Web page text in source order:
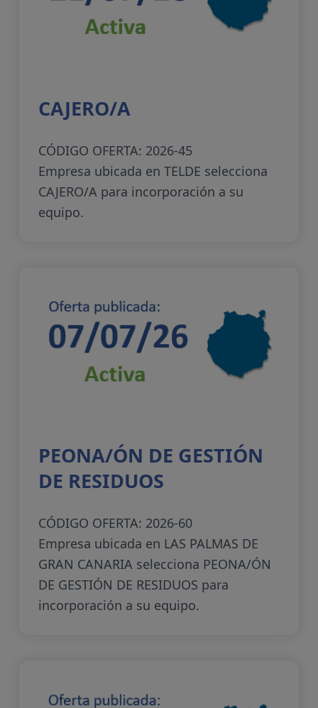
CAJERO/A
CÓDIGO OFERTA: 2026-45
Empresa ubicada en TELDE selecciona
CAJERO/A para incorporación a su
equipo.
PEONA/ÓN DE GESTIÓN
DE RESIDUOS
CÓDIGO OFERTA: 2026-60
Empresa ubicada en LAS PALMAS DE
GRAN CANARIA selecciona PEONA/ÓN
DE GESTIÓN DE RESIDUOS para
incorporación a su equipo.